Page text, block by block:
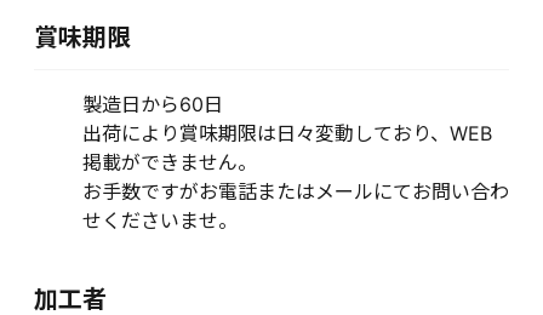
賞味期限
製造日から60日
出荷により賞味期限は日々変動しており、WEB
掲載ができません。
お手数ですがお電話またはメールにてお問い合わ
せくださいませ。
加工者